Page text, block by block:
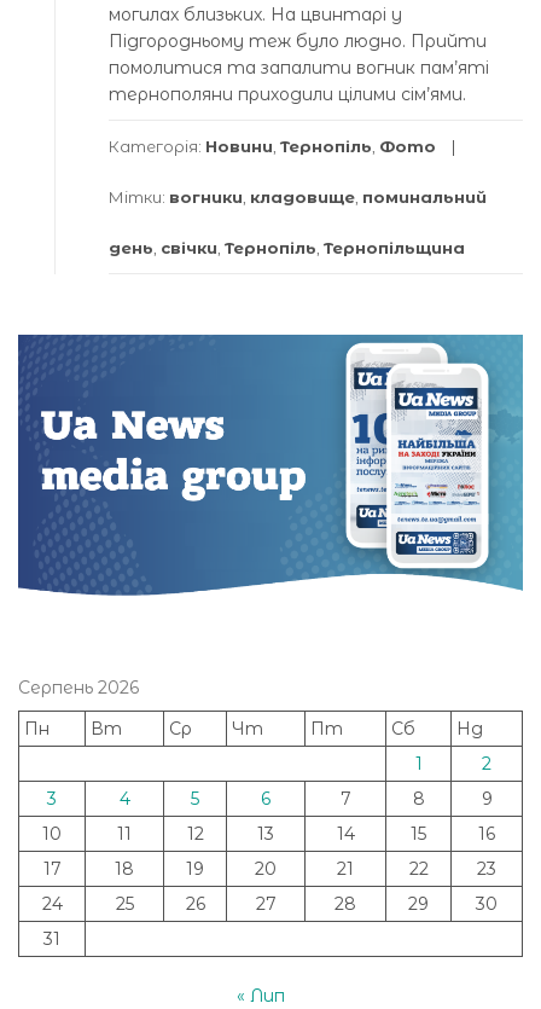
могилах близьких. На цвинтарі у
Підгородньому теж було людно. Прийти
помолитися та запалити вогник пам’яті
тернополяни приходили цілими сім’ями.
Категорія: Новини Тернопіль Фото
Мітки: вогники кладовище поминальний
день свічки Тернопіль Тернопільщина
Серпень 2026
Пн
Вт Ср Чт Пт Сб
Нд
1
2
3
4 5 6 7 8
9
10
11 12 13 14 15
16
17
18 19 20 21 22
23
24
25 26 27 28 29
30
31
« Лип